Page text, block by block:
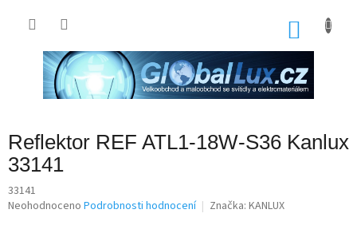
Reflektor REF ATL1-18W-S36 Kanlux
33141
33141
Průměrné
Neohodnoceno Podrobnosti hodnocení Značka: KANLUX